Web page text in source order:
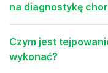
na diagnostykę
Czym jest
wykonać?